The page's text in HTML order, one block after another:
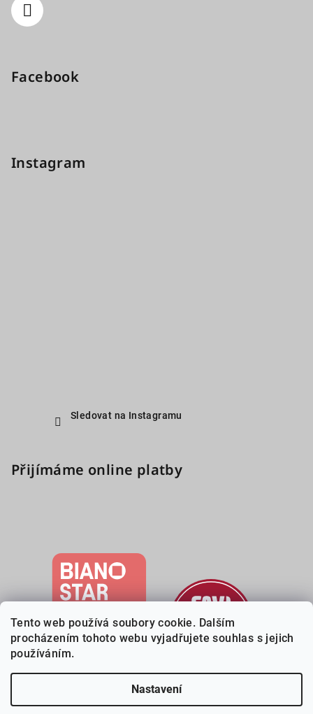
Tento web používá soubory cookie. Dalším
procházením tohoto webu vyjadřujete souhlas s jejich
používáním.
Nastavení
Facebook
Instagram
Sledovat na Instagramu
Přijímáme online platby